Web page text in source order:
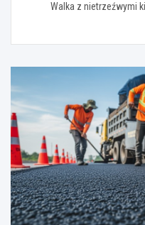
Walka z nietrzeźwymi